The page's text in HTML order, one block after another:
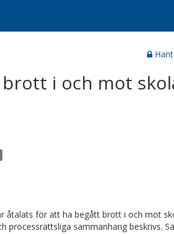
i och mot
åtalats för att ha begått brott i och mot
sammanhang beskrivs.